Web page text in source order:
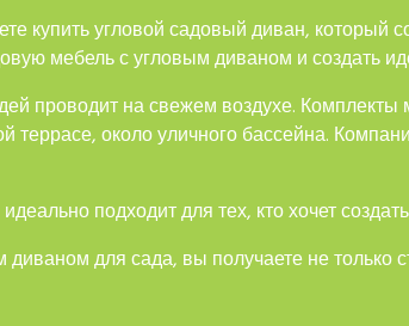
купить угловой садовый диван,
мебель с угловым диваном и создать
проводит на свежем воздухе.
террасе, около уличного бассейна.
подходит для тех, кто хочет
для сада, вы получаете не